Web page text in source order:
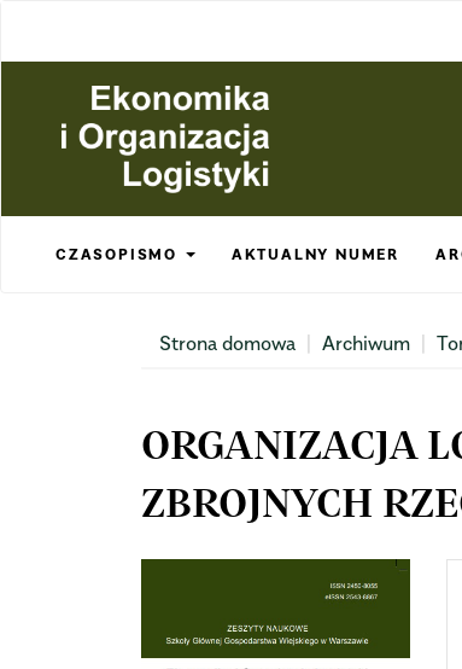
Content
Sidebar
CZASOPISMO AKTUALNY NUMER
Strona domowa Archiwum
ORGANIZACJA
ZBROJNYCH
Sidebar